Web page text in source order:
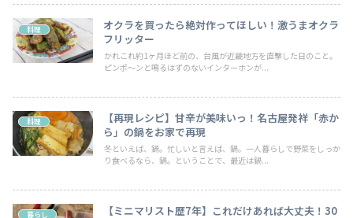
料理
オクラを買ったら絶対作ってほしい！激うまオクラ
フリッター
かれこれ約1ヶ月ほど前の、台風が近畿地方を直撃した日のこと。
ピンポ～ンと鳴るはずのないインターホンが...
料理
【再現レシピ】甘辛が美味いっ！名古屋発祥「赤か
ら」の鍋をお家で再現
冬といえば、鍋。忙しいと言えば、鍋。一人暮らしで野菜をしっか
り食べるなら、鍋。ということで、最近は鍋...
暮らし
【ミニマリスト歴7年】これだけあれば大丈夫！30